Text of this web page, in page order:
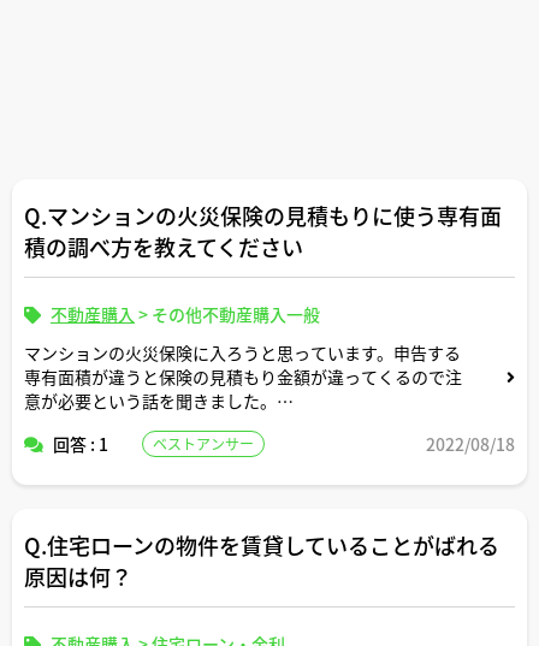
Q.マンションの火災保険の見積もりに使う専有面
積の調べ方を教えてください
不動産購入 > その他不動産購入一般
マンションの火災保険に入ろうと思っています。申告する
専有面積が違うと保険の見積もり金額が違ってくるので注
意が必要という話を聞きました。
正確な専有面積が分からないので、調べ方を教えてくださ
回答 : 1 ベストアンサー 2022/08/18
Q.住宅ローンの物件を賃貸していることがばれる
原因は何？